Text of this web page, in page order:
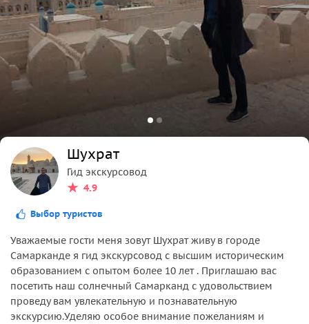
Шухрат
Гид экскурсовод
4.9
Выбор туристов
Уважаемые гости меня зовут Шухрат живу в городе
Самарканде я гид экскурсовод с высшим историческим
образованием с опытом более 10 лет . Приглашаю вас
посетить наш солнечный Самарканд с удовольствием
проведу вам увлекательную и познавательную
экскурсию.Уделяю особое внимание пожеланиям и